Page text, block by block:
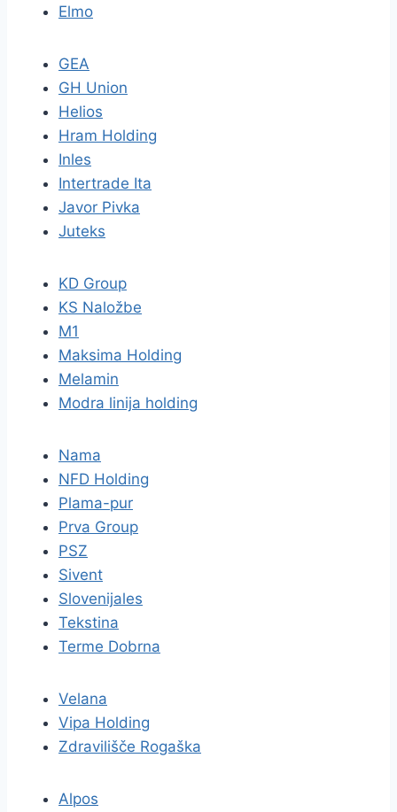
Elmo
GEA
GH Union
Helios
Hram Holding
Inles
Intertrade Ita
Javor Pivka
Juteks
KD Group
KS Naložbe
M1
Maksima Holding
Melamin
Modra linija holding
Nama
NFD Holding
Plama-pur
Prva Group
PSZ
Sivent
Slovenijales
Tekstina
Terme Dobrna
Velana
Vipa Holding
Zdravilišče Rogaška
Alpos